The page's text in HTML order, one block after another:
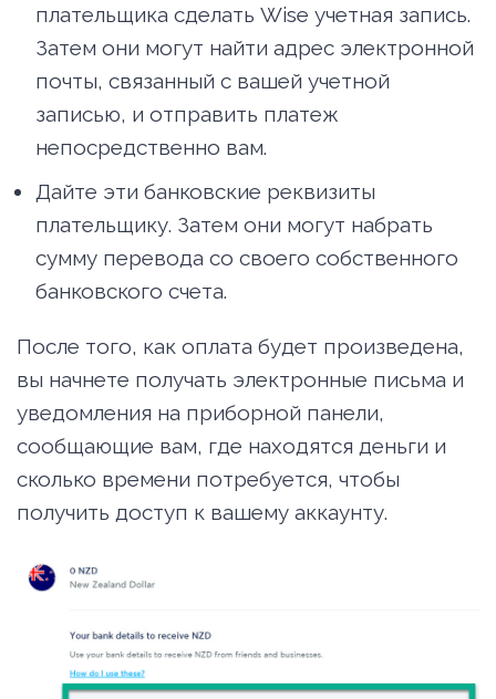
плательщика сделать Wise учетная запись.
Затем они могут найти адрес электронной
почты, связанный с вашей учетной
записью, и отправить платеж
непосредственно вам.
Дайте эти банковские реквизиты
плательщику. Затем они могут набрать
сумму перевода со своего собственного
банковского счета.
После того, как оплата будет произведена,
вы начнете получать электронные письма и
уведомления на приборной панели,
сообщающие вам, где находятся деньги и
сколько времени потребуется, чтобы
получить доступ к вашему аккаунту.